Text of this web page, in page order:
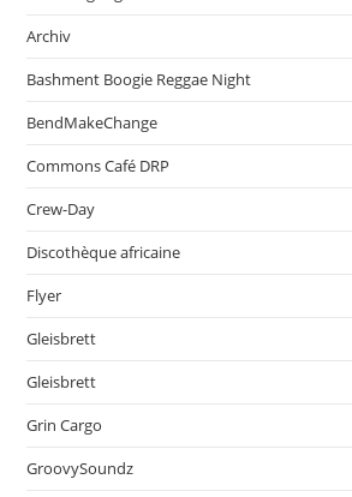
Archiv
Bashment Boogie Reggae Night
BendMakeChange
Commons Café DRP
Crew-Day
Discothèque africaine
Flyer
Gleisbrett
Gleisbrett
Grin Cargo
GroovySoundz